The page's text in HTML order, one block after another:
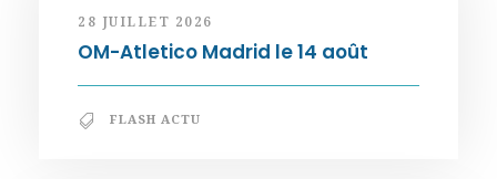
28 JUILLET 2026
OM-Atletico Madrid le 14 août
FLASH ACTU